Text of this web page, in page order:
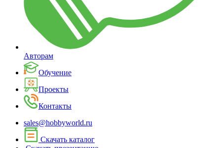
Авторам
Обучение
Проекты
Контакты
sales@hobbyworld.ru
Скачать каталог